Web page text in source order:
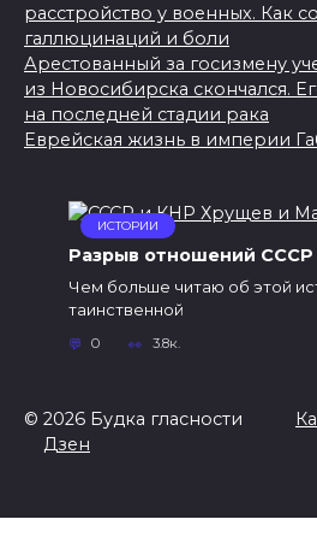
расстройство у военных. Как
галлюцинаций и боли
Арестованный за госизмену
из Новосибирска скончался.
на последней стадии рака
Еврейская жизнь в империи
ИСТОРИИ
Разрыв отношений СССР
Чем больше читаю об этой
таинственной
0 3.8к.
© 2026 Будка гласности
Дзен